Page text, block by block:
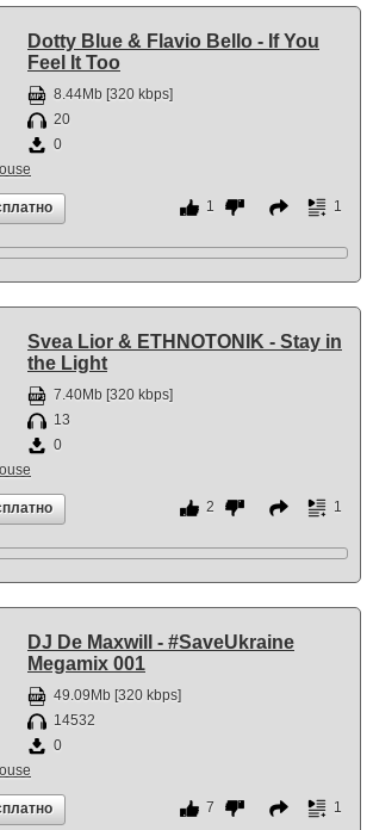
Dotty Blue & Flavio Bello - If You
Feel It Too
8.44Mb [320 kbps]
20
0
1 1
Svea Lior & ETHNOTONIK - Stay in
the Light
7.40Mb [320 kbps]
13
0
2 1
DJ De Maxwill - #SaveUkraine
Megamix 001
49.09Mb [320 kbps]
14532
0
7 1